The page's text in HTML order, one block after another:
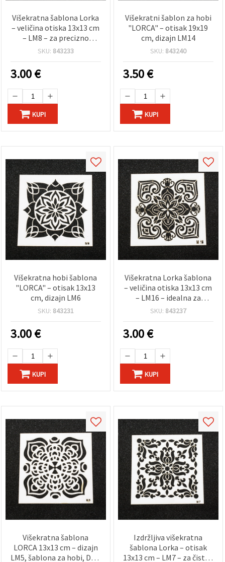
Višekratna šablona Lorka
– veličina otiska 13x13 cm
– LM8 – za precizno
oslikavanje, dekoriranje i
SKU: 843233
3.00€
KUPI
Višekratni šablon za hobi
"LORCA" – otisak 19x19
cm, dizajn LM14
SKU: 843240
3.50€
KUPI
Višekratna hobi šablona
"LORCA" – otisak 13x13
cm, dizajn LM6
SKU: 843231
3.00€
KUPI
Višekratna Lorka šablona
– veličina otiska 13x13 cm
– LM16 – idealna za
precizno ukrašavanje,
projekte
SKU: 843237
3.00€
KUPI
Višekratna šablona
LORCA 13x13 cm – dizajn
LM5, šablona za hobi, DIY i
Izdržljiva višekratna
šablona Lorka – otisak
13x13 cm – LM7 – za čisto i